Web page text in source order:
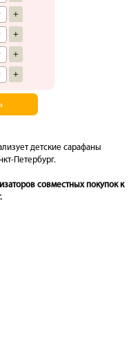
+
+
+
+
детские сарафаны
Петербург.
совместных покупок к